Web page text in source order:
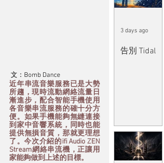
文：Bomb Dance
近年串流音樂服務已是大勢
所趨，現時流動網絡流量日
漸進步，配合智能手機使用
各音樂串流服務的確十分方
便。如果手機能夠無縫連接
到家中音響系統，同時也能
提供無損音質，那就更理想
了。今次介紹的ifi Audio ZEN
Stream網絡串流機，正讓用
家能夠做到上述的目標。
告別 Tidal
3 days ago